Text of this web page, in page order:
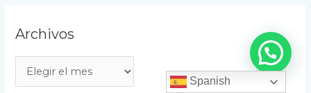
Archivos
r
Spanish